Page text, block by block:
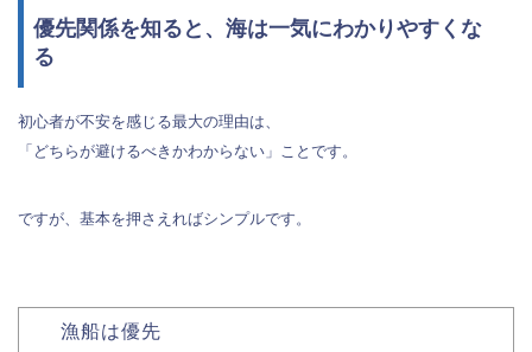
優先関係を知ると、海は一気にわかりやすくな
る
初心者が不安を感じる最大の理由は、
「どちらが避けるべきかわからない」ことです。
ですが、基本を押さえればシンプルです。
漁船は優先